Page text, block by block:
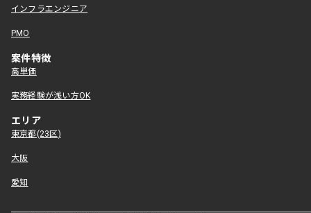
インフラエンジニア
PMO
案件特徴
高単価
実務経験が浅い方OK
エリア
東京都(23区)
大阪
愛知